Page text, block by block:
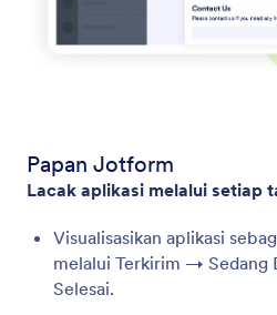
Papan Jotform
Lacak aplikasi melalui setiap
Visualisasikan aplikasi
melalui Terkirim →
Selesai.